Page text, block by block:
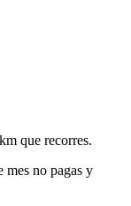
que recorres.
mes no pagas y